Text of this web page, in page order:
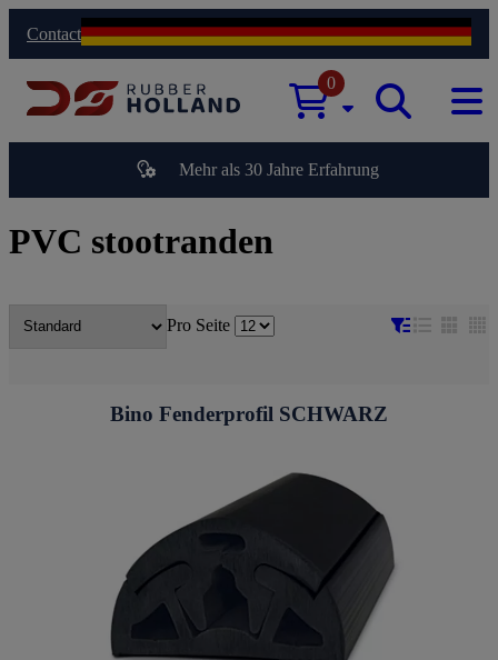
Contact
0
Mehr als 30 Jahre Erfahrung
PVC stootranden
Pro Seite
Bino Fenderprofil SCHWARZ